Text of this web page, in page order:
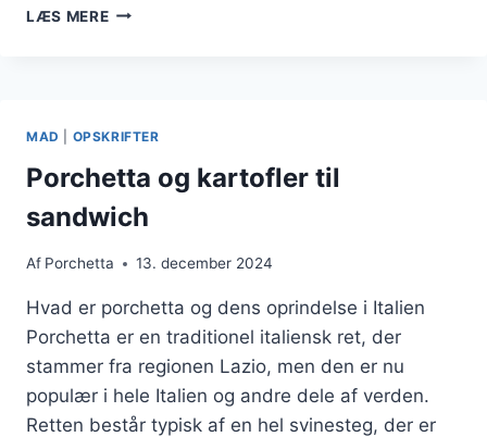
LÆS MEREPORCHETTA
MAD OPSKRIFTER
Porchetta og kartofler til
sandwich
Af Porchetta 13. december 2024
Hvad er porchetta og dens oprindelse i Italien
Porchetta er en traditionel italiensk ret, der
stammer fra regionen Lazio, men den er nu
populær i hele Italien og andre dele af verden.
Retten består typisk af en hel svinesteg, der er